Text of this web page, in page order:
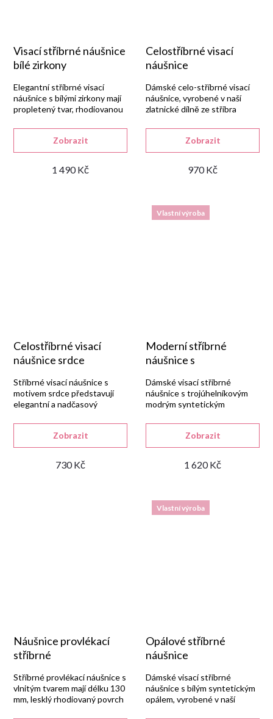
Visací stříbrné náušnice
bílé zirkony
1 490 Kč
Zobrazit
Elegantní stříbrné visací
náušnice s bílými zirkony mají
propletený tvar, rhodiovanou
Celostříbrné visací
náušnice
970 Kč
Zobrazit
Dámské celo-stříbrné visací
náušnice, vyrobené v naší
zlatnické dílně ze stříbra
rhodiovanou povrchovou
Celostříbrné visací
náušnice srdce
730 Kč
Zobrazit
Stříbrné visací náušnice s
motivem srdce představují
elegantní a nadčasový
Vlastní výroba
Moderní stříbrné
náušnice s
akvamarínem
1 620 Kč
Zobrazit
Dámské visací stříbrné
náušnice s trojúhelníkovým
modrým syntetickým
stříbra 925/1000 s lesklou
rhodiovanou úpravou.
Náušnice provlékací
stříbrné
Stříbrné provlékací náušnice s
vlnitým tvarem mají délku 130
mm, lesklý rhodiovaný povrch
Vlastní výroba
Opálové stříbrné
náušnice
Dámské visací stříbrné
náušnice s bílým syntetickým
opálem, vyrobené v naší